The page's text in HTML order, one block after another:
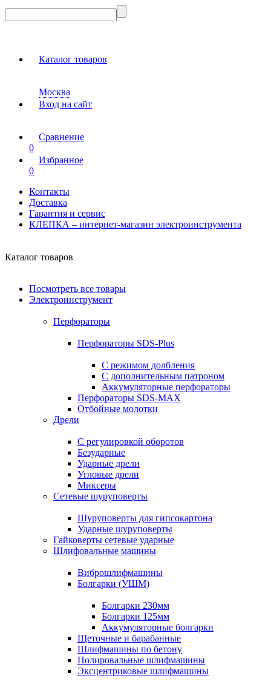
Каталог товаров
Москва
Вход на сайт
Сравнение
0
Избранное
0
Контакты
Доставка
Гарантия и сервис
КЛЕПКА – интернет-магазин электроинструмента
Каталог товаров
Посмотреть все товары
Электроинструмент
Перфораторы
Перфораторы SDS-Plus
С режимом долбления
С дополнительным патроном
Аккумуляторные перфораторы
Перфораторы SDS-MAX
Отбойные молотки
Дрели
С регулировкой оборотов
Безударные
Ударные дрели
Угловые дрели
Миксеры
Сетевые шуруповерты
Шуруповерты для гипсокартона
Ударные шуруповерты
Гайковерты сетевые ударные
Шлифовальные машины
Виброшлифмашины
Болгарки (УШМ)
Болгарки 230мм
Болгарки 125мм
Аккумуляторные болгарки
Щеточные и барабанные
Шлифмашины по бетону
Полировальные шлифмашины
Эксцентриковые шлифмашины